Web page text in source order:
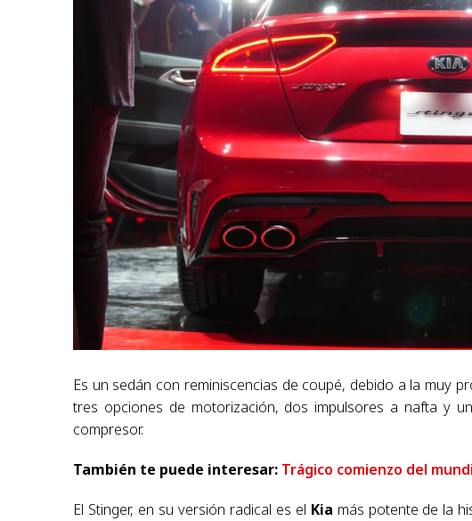
Es un sedán con reminiscencias de coupé, debido a la muy
tres opciones de motorización, dos impulsores a nafta y
compresor.
También te puede interesar: Trágico comienzo del
El Stinger, en su versión radical es el Kia más potente de la